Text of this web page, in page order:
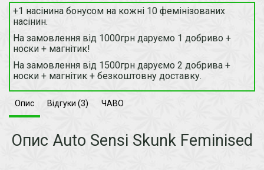
+1 насінина бонусом на кожні 10 фемінізованих
насінин.
На замовлення від 1000грн даруємо 1 добриво +
носки + магнітик!
На замовлення від 1500грн даруємо 2 добрива +
носки + магнітик + безкоштовну доставку.
Опис Відгуки (3) ЧАВО
Опис Auto Sensi Skunk Feminised